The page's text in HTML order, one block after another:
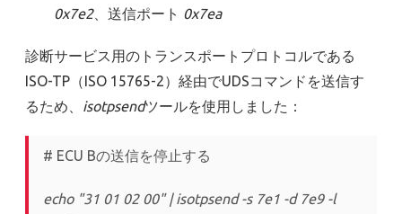
0x7e2、送信ポート 0x7ea
診断サービス用のトランスポートプロトコルである
ISO-TP（ISO 15765-2）経由でUDSコマンドを送信す
るため、 isotpsendツールを使用しました：
# ECU Bの送信を停止する
echo "31 01 02 00" | isotpsend -s 7e1 -d 7e9 -l